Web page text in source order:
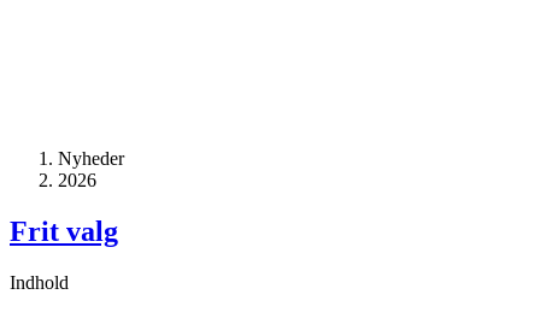
Nyheder
2026
Frit valg
Indhold